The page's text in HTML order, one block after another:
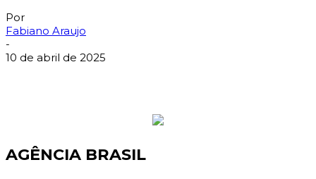
Por
Fabiano Araujo
-
10 de abril de 2025
AGÊNCIA BRASIL